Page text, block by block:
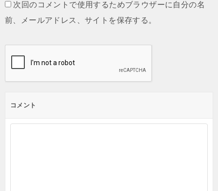
次回のコメントで使用するためブラウザーに自分の名
前、メールアドレス、サイトを保存する。
コメント